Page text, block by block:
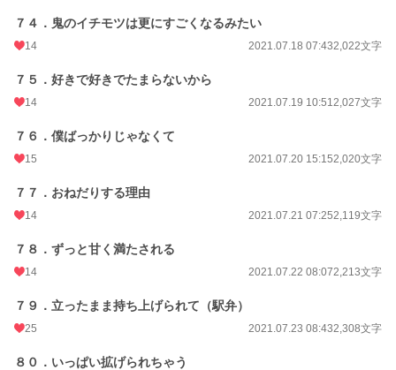
７４．鬼のイチモツは更にすごくなるみたい
14 2021.07.18 07:432,022文字
７５．好きで好きでたまらないから
14 2021.07.19 10:512,027文字
７６．僕ばっかりじゃなくて
15 2021.07.20 15:152,020文字
７７．おねだりする理由
14 2021.07.21 07:252,119文字
７８．ずっと甘く満たされる
14 2021.07.22 08:072,213文字
７９．立ったまま持ち上げられて（駅弁）
25 2021.07.23 08:432,308文字
８０．いっぱい拡げられちゃう